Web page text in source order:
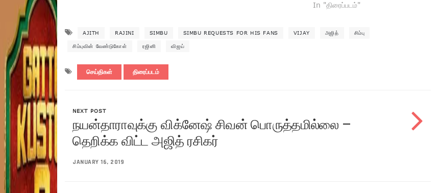
In "திரைப்படம்"
AJITH RAJINI SIMBU SIMBU REQUESTS FOR HIS FANS VIJAY அஜித் சிம்பு
சிம்புவின் வேண்டுகோள் ரஜினி விஜய்
செய்திகள் திரைப்படம்
NEXT POST
நயன்தாராவுக்கு விக்னேஷ் சிவன் பொருத்தமில்லை –
தெறிக்க விட்ட அஜித் ரசிகர்
JANUARY 16, 2019